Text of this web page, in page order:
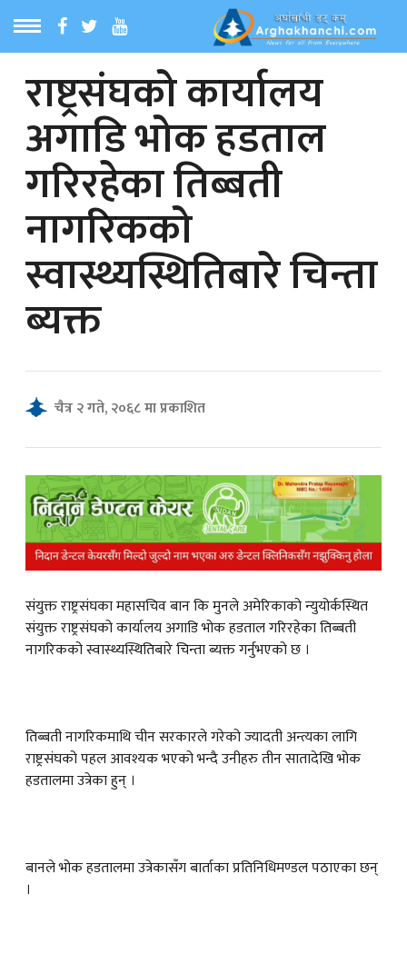
MENU
समाचार
समाचार
News
राष्ट्रसंघको कार्यालय
अगाडि भोक हडताल
गरिरहेका तिब्बती
नागरिकको
स्वास्थ्यस्थितिबारे चिन्ता
ब्यक्त
चैत्र २ गते, २०६८ मा प्रकाशित
संयुक्त राष्ट्रसंघका महासचिव बान कि मुनले अमेरिकाको न्युयोर्कस्थित
संयुक्त राष्ट्रसंघको कार्यालय अगाडि भोक हडताल गरिरहेका तिब्बती
नागरिकको स्वास्थ्यस्थितिबारे चिन्ता ब्यक्त गर्नुभएको छ ।
तिब्बती नागरिकमाथि चीन सरकारले गरेको ज्यादती अन्त्यका लागि
राष्ट्रसंघको पहल आवश्यक भएको भन्दै उनीहरु तीन सातादेखि भोक
हडतालमा उत्रेका हुन् ।
बानले भोक हडतालमा उत्रेकासँग बार्ताका प्रतिनिधिमण्डल पठाएका छन्
।